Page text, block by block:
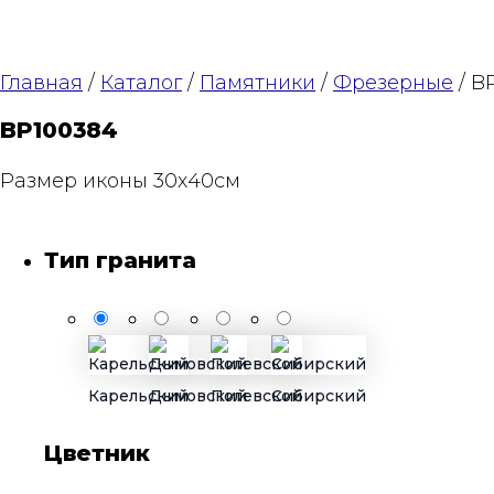
Главная / Каталог/ Памятники / Фрезерные /
BP100384
Размер иконы 30х40см
Тип гранита
КарельскийДымовскийПолевскойСибирский
Цветник